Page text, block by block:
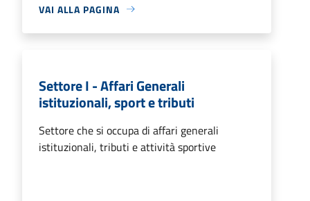
VAI ALLA PAGINA
Settore I - Affari Generali
istituzionali, sport e tributi
Settore che si occupa di affari generali
istituzionali, tributi e attività sportive